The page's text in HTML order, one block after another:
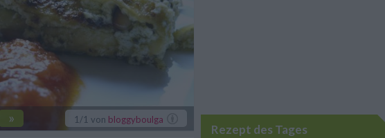
» 1/1 von bloggyboulga
Rezept des Tages